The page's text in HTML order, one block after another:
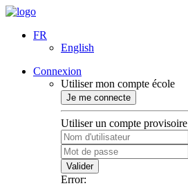
FR
English
Connexion
Utiliser mon compte école
Je me connecte
Utiliser un compte provisoire
Valider
Error: